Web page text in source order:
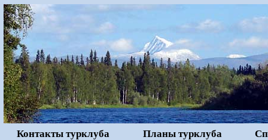
Контакты турклуба Планы турклуба